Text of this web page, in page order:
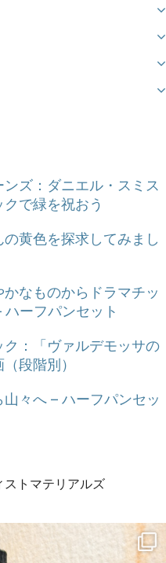
ズ：ダニエル・スミス
で緑を祝おう
の黄色を探求してみまし
なものからドラマチッ
ハーフパンセット
ク：「ヴァルデモッサの
段階別）
々へ – ハーフパンセッ
ストマテリアルズ